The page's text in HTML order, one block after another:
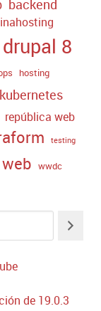
backend
drupal 8
hosting
kubernetes
república web
testing
web wwdc
de 19.0.3